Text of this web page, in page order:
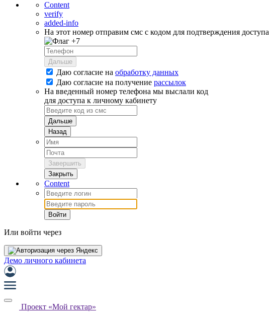
Content
verify
added-info
На этот номер отправим смс с кодом для подтверждения доступа
+7
Дальше
Даю согласие на обработку данных
Даю согласие на получение рассылок
На введенный номер телефона мы выслали код
для доступа к личному кабинету
Дальше
Назад
Завершить
Закрыть
Content
Войти
Или войти через
Демо личного кабинета
Проект «Мой гектар»